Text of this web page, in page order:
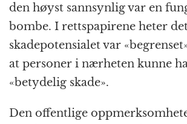
den høyst sannsynlig var en
bombe. I rettspapirene heter
skadepotensialet var
at personer i nærheten kunne
«betydelig skade».
Den offentlige